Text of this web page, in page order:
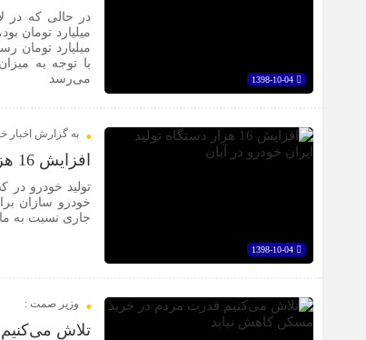
میلیارد تومان
با توجه به
می‌رسد
به گزارش اخبار
افزایش 16 هزار دستگاه تولید ایران خودرو در آبان
تولید خودرو
خودرو سازان
جاری نسبت به
وزیر صمت :
تلاش